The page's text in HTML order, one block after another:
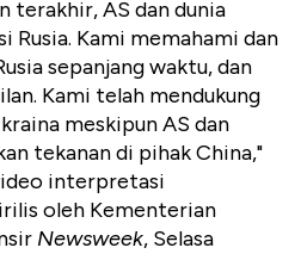
terakhir, AS dan dunia
Rusia. Kami memahami dan
sepanjang waktu, dan
Kami telah mendukung
meskipun AS dan
tekanan di pihak China,"
interpretasi
oleh Kementerian
Newsweek, Selasa